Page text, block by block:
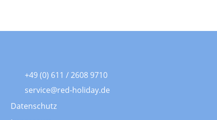
+49 (0) 611 / 2608 9710
service@red-holiday.de
Datenschutz